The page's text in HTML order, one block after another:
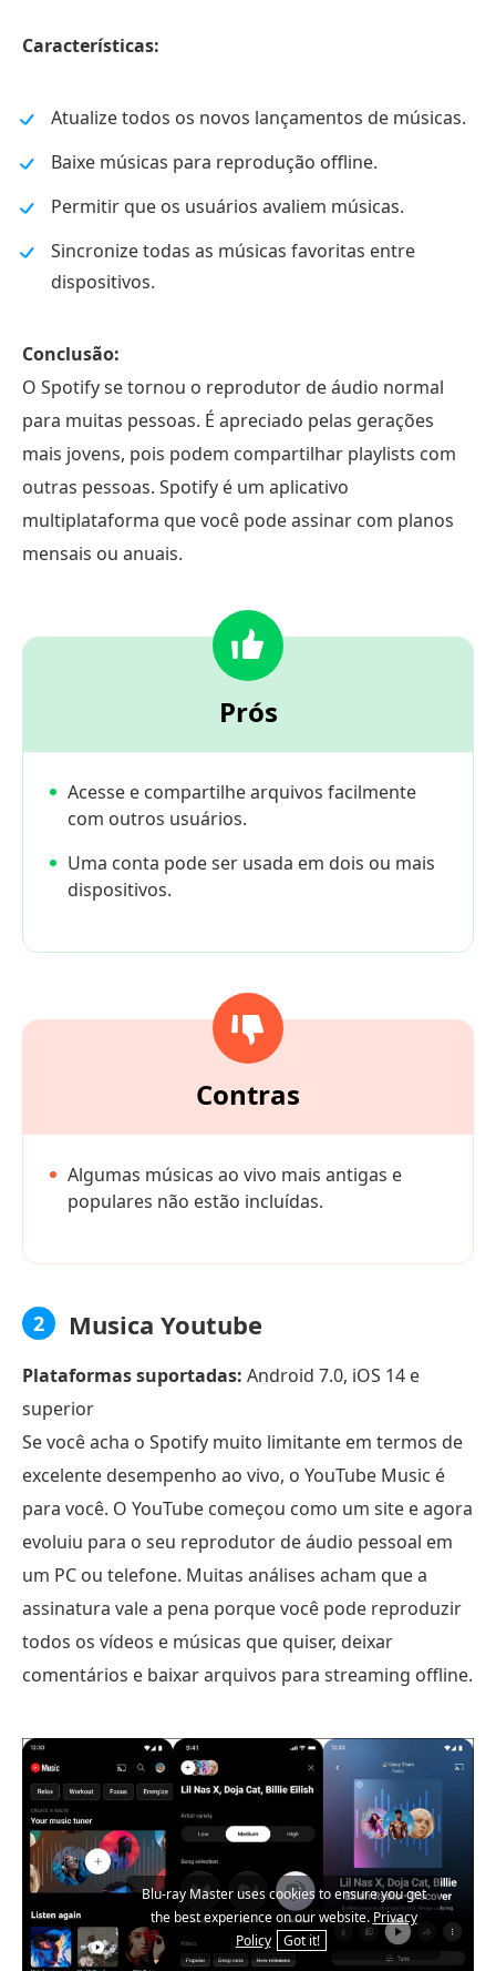
Características:
Atualize todos os novos lançamentos de músicas.
Baixe músicas para reprodução offline.
Permitir que os usuários avaliem músicas.
Sincronize todas as músicas favoritas entre
dispositivos.
Conclusão:
O Spotify se tornou o reprodutor de áudio normal
para muitas pessoas. É apreciado pelas gerações
mais jovens, pois podem compartilhar playlists com
outras pessoas. Spotify é um aplicativo
multiplataforma que você pode assinar com planos
mensais ou anuais.
Prós
Acesse e compartilhe arquivos facilmente
com outros usuários.
Uma conta pode ser usada em dois ou mais
dispositivos.
Contras
Algumas músicas ao vivo mais antigas e
populares não estão incluídas.
2 Musica Youtube
Plataformas suportadas: Android 7.0, iOS 14 e
superior
Se você acha o Spotify muito limitante em termos de
excelente desempenho ao vivo, o YouTube Music é
para você. O YouTube começou como um site e agora
evoluiu para o seu reprodutor de áudio pessoal em
um PC ou telefone. Muitas análises acham que a
assinatura vale a pena porque você pode reproduzir
todos os vídeos e músicas que quiser, deixar
comentários e baixar arquivos para streaming offline.
Blu-ray Master uses cookies to ensure you get
the best experience on our website. Privacy
Policy
Got it!